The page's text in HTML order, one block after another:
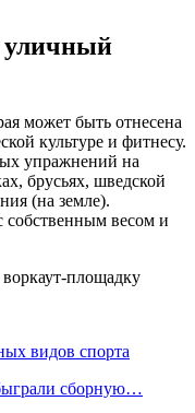
уличный
может быть отнесена
культуре и фитнесу.
упражнений на
брусьях, шведской
(на земле).
собственным весом и
видов спорта
сборную…